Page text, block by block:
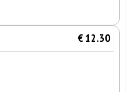
€ 12.30